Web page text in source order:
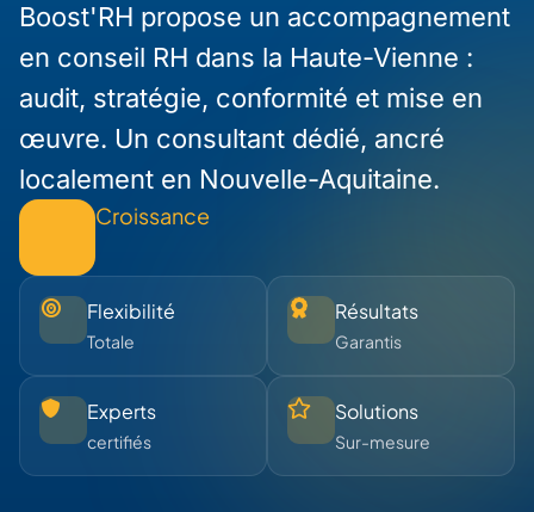
Boost'RH propose un accompagnement
en conseil RH dans la Haute-Vienne :
audit, stratégie, conformité et mise en
œuvre. Un consultant dédié, ancré
localement en Nouvelle-Aquitaine.
Croissance
Flexibilité
Totale
Résultats
Garantis
Experts
certifiés
Solutions
Sur-mesure